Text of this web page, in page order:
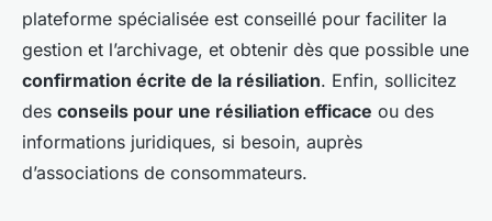
plateforme spécialisée est conseillé pour faciliter la
gestion et l’archivage, et obtenir dès que possible une
confirmation écrite de la résiliation. Enfin, sollicitez
des conseils pour une résiliation efficace ou des
informations juridiques, si besoin, auprès
d’associations de consommateurs.